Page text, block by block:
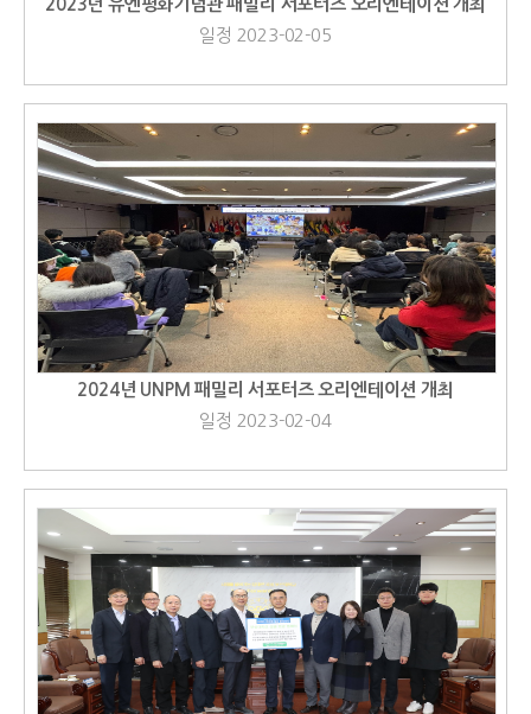
2023년 유엔평화기념관 패밀리 서포터즈 오리엔테이션 개최
일정 2023-02-05
2024년 UNPM 패밀리 서포터즈 오리엔테이션 개최
일정 2023-02-04